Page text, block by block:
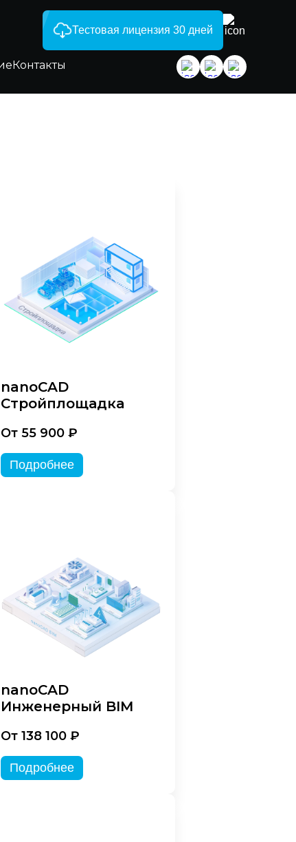
Тестовая лицензия 30 дней
Контакты
nanoCAD
Стройплощадка
От 55 900 ₽
Подробнее
nanoCAD
Инженерный BIM
От 138 100 ₽
Подробнее